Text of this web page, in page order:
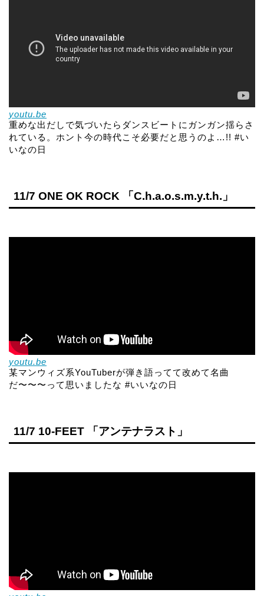
youtu.be
重めな出だしで気づいたらダンスビートにガンガン揺らさ
れている。ホント今の時代こそ必要だと思うのよ…!! #い
いなの日
11/7 ONE OK ROCK 「C.h.a.o.s.m.y.t.h.」
youtu.be
某マンウィズ系YouTuberが弾き語ってて改めて名曲
だ〜〜〜って思いましたな #いいなの日
11/7 10-FEET 「アンテナラスト」